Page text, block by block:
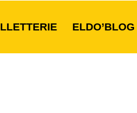
ELDO’BLOG